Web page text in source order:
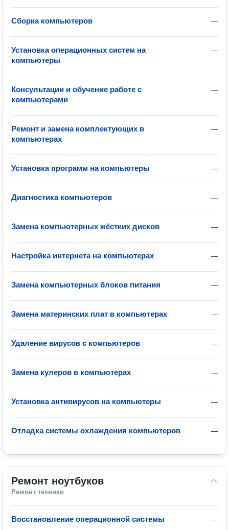
—
Сборка компьютеров
—
Установка операционных систем на
компьютеры
—
Консультации и обучение работе с
компьютерами
—
Ремонт и замена комплектующих в
компьютерах
—
Установка программ на компьютеры
—
Диагностика компьютеров
—
Замена компьютерных жёстких дисков
—
Настройка интернета на компьютерах
—
Замена компьютерных блоков питания
—
Замена материнских плат в компьютерах
—
Удаление вирусов с компьютеров
—
Замена кулеров в компьютерах
—
Установка антивирусов на компьютеры
—
Отладка системы охлаждения компьютеров
Ремонт ноутбуков
Ремонт техники
—
Восстановление операционной системы